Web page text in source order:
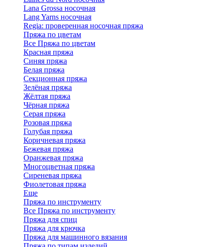
Lana Grossa носочная
Lang Yarns носочная
Regia: проверенная носочная пряжа
Пряжа по цветам
Все Пряжа по цветам
Красная пряжа
Синяя пряжа
Белая пряжа
Секционная пряжа
Зелёная пряжа
Жёлтая пряжа
Чёрная пряжа
Серая пряжа
Розовая пряжа
Голубая пряжа
Коричневая пряжа
Бежевая пряжа
Оранжевая пряжа
Многоцветная пряжа
Сиреневая пряжа
Фиолетовая пряжа
Еще
Пряжа по инструменту
Все Пряжа по инструменту
Пряжа для спиц
Пряжа для крючка
Пряжа для машинного вязания